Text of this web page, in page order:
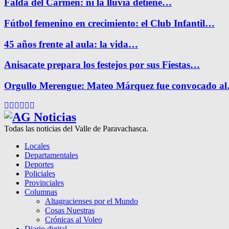
Falda del Carmen: ni la lluvia detiene…
Fútbol femenino en crecimiento: el Club Infantil…
45 años frente al aula: la vida…
Anisacate prepara los festejos por sus Fiestas…
Orgullo Merengue: Mateo Márquez fue convocado
Facebook
Twitter
Instagram
Pinterest
Google
Todas las noticias del Valle de Paravachasca.
Locales
Departamentales
Deportes
Policiales
Provinciales
Columnas
Altagracienses por el Mundo
Cosas Nuestras
Crónicas al Voleo